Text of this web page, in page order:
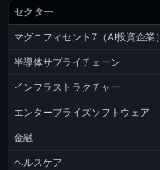
セクター
マグニフィセント7（AI投資企業）
半導体サプライチェーン
インフラストラクチャー
エンタープライズソフトウェア
金融
ヘルスケア